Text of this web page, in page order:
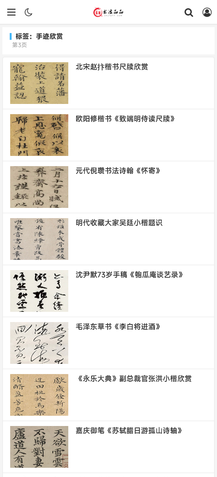
标签：手迹欣赏
第3页
北宋赵抃楷书尺牍欣赏
欧阳修楷书《致端明侍读尺牍》
元代倪瓒书法诗翰《怀寄》
明代收藏大家吴廷小楷题识
沈尹默73岁手稿《匏瓜庵谈艺录》
毛泽东草书《李白将进酒》
《永乐大典》副总裁官张洪小楷欣赏
嘉庆御笔《苏轼腊日游孤山诗轴》